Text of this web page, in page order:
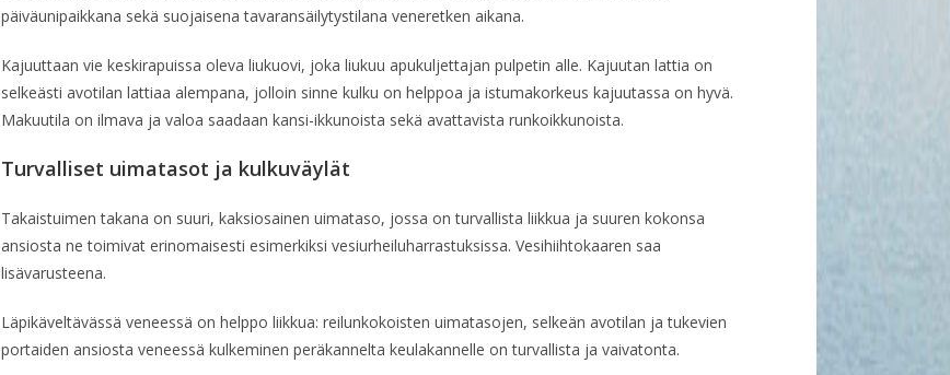
päiväunipaikkana sekä suojaisena tavaransäilytystilana veneretken aikana.
Kajuuttaan vie keskirapuissa oleva liukuovi, joka liukuu apukuljettajan pulpetin alle. Kajuutan lattia on
selkeästi avotilan lattiaa alempana, jolloin sinne kulku on helppoa ja istumakorkeus kajuutassa on hyvä.
Makuutila on ilmava ja valoa saadaan kansi-ikkunoista sekä avattavista runkoikkunoista.
Turvalliset uimatasot ja kulkuväylät
Takaistuimen takana on suuri, kaksiosainen uimataso, jossa on turvallista liikkua ja suuren kokonsa
ansiosta ne toimivat erinomaisesti esimerkiksi vesiurheiluharrastuksissa. Vesihiihtokaaren saa
lisävarusteena.
Läpikäveltävässä veneessä on helppo liikkua: reilunkokoisten uimatasojen, selkeän avotilan ja tukevien
portaiden ansiosta veneessä kulkeminen peräkannelta keulakannelle on turvallista ja vaivatonta.